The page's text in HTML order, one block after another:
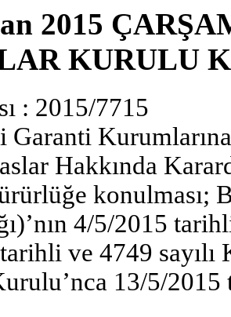
2015
KURULU
: 2015/7715
Garanti
Hakkında
konulması;
4/5/2015
ve 4749
13/5/2015